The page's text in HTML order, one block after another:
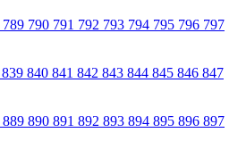
789 790 791 792 793 794 795 796 797
839 840 841 842 843 844 845 846 847
889 890 891 892 893 894 895 896 897